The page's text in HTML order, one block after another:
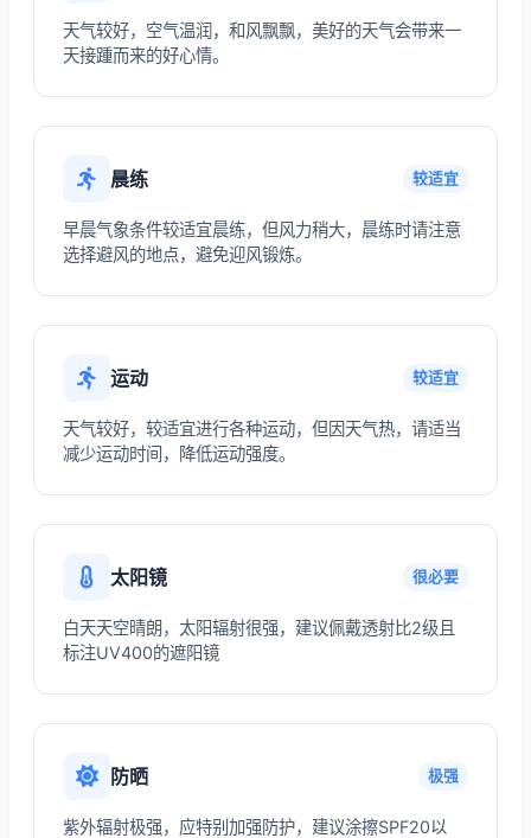
天气较好，空气温润，和风飘飘，美好的天气会带来一
天接踵而来的好心情。
晨练 较适宜
早晨气象条件较适宜晨练，但风力稍大，晨练时请注意
选择避风的地点，避免迎风锻炼。
运动 较适宜
天气较好，较适宜进行各种运动，但因天气热，请适当
减少运动时间，降低运动强度。
太阳镜 很必要
白天天空晴朗，太阳辐射很强，建议佩戴透射比2级且
标注UV400的遮阳镜
防晒 极强
紫外辐射极强，应特别加强防护，建议涂擦SPF20以